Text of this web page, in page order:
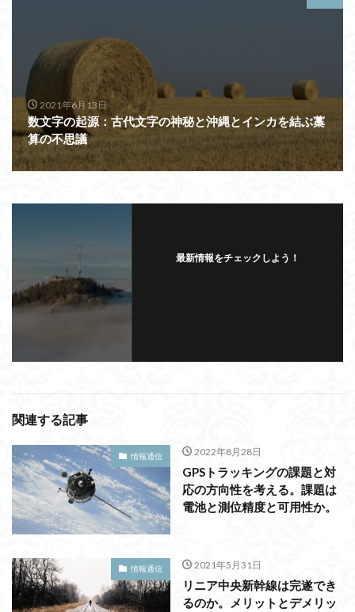
2021年6月13日
数文字の起源：古代文字の神秘と沖縄とインカを結ぶ藁
算の不思議
最新情報をチェックしよう！
関連する記事
情報通信 2022年8月28日
GPSトラッキングの課題と対
応の方向性を考える。課題は
電池と測位精度と可用性か。
情報通信 2021年5月31日
リニア中央新幹線は完遂でき
るのか。メリットとデメリッ